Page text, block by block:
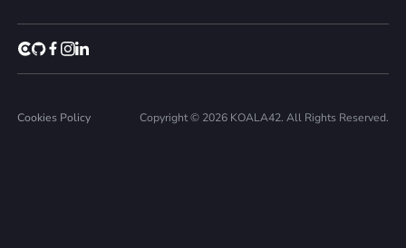
Cookies Policy Copyright © 2026 KOALA42. All Rights Reserved.